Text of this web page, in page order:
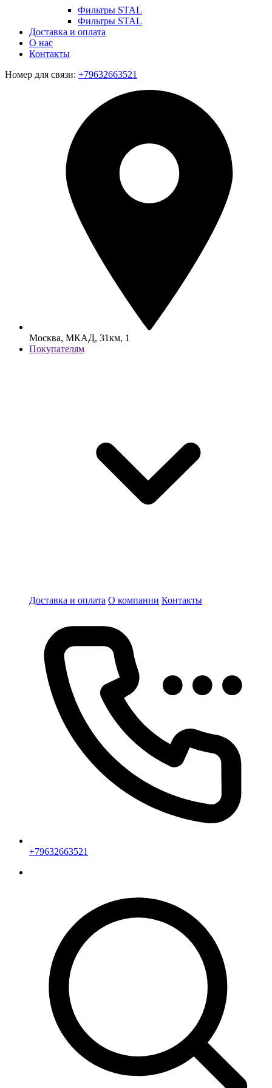
Фильтры STAL
Фильтры STAL
Доставка и оплата
О нас
Контакты
Номер для связи: +79632663521
Москва, МКАД, 31км, 1
Покупателям
Доставка и оплата О компании Контакты
+79632663521